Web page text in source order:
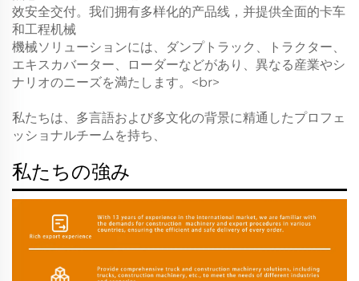
效安全交付。我们拥有多样化的产品线，并提供全面的卡车
和工程机械
機械ソリューションには、ダンプトラック、トラクター、
エキスカバーター、ローダーなどがあり、異なる産業やシ
ナリオのニーズを満たします。<br>
私たちは、多言語および多文化の背景に精通したプロフェ
ッショナルチームを持ち、
私たちの強み